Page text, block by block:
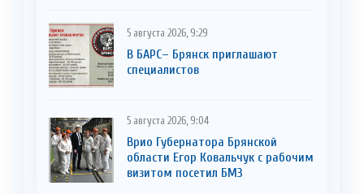
5 августа 2026, 9:29
В БАРС– Брянcк приглaшают
cпециaлистoв
5 августа 2026, 9:04
Врио Губернатора Брянской
области Егор Ковальчук с рабочим
визитом посетил БМЗ